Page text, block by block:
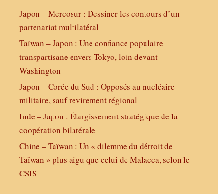
Japon – Mercosur : Dessiner les contours d’un
partenariat multilatéral
Taïwan – Japon : Une confiance populaire
transpartisane envers Tokyo, loin devant
Washington
Japon – Corée du Sud : Opposés au nucléaire
militaire, sauf revirement régional
Inde – Japon : Élargissement stratégique de la
coopération bilatérale
Chine – Taïwan : Un « dilemme du détroit de
Taïwan » plus aigu que celui de Malacca, selon le
CSIS